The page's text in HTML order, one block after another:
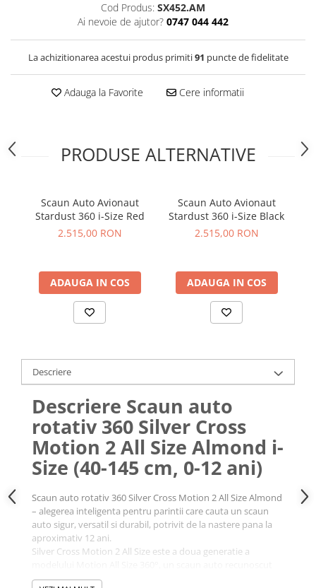
Cod Produs: SX452.AM
Ai nevoie de ajutor? 0747 044 442
La achizitionarea acestui produs primiti91 puncte de fidelitate
Adauga la Favorite Cere informatii
PRODUSE ALTERNATIVE
Scaun Auto Avionaut
Stardust 360 i-Size Red
2.515,00 RON
ADAUGA IN COS
Scaun Auto Avionaut
Stardust 360 i-Size Black
2.515,00 RON
ADAUGA IN COS
Descriere
Descriere Scaun auto
rotativ 360 Silver Cross
Motion 2 All Size Almond i-
Size (40-145 cm, 0-12 ani)
Scaun auto rotativ 360 Silver Cross Motion 2 All Size Almond
– alegerea inteligenta pentru parintii care cauta un scaun
auto sigur, versatil si durabil, potrivit de la nastere pana la
aproximativ 12 ani.
Silver Cross Motion 2 All Size este a doua generatie a
pentru performantele sale excelente in testari